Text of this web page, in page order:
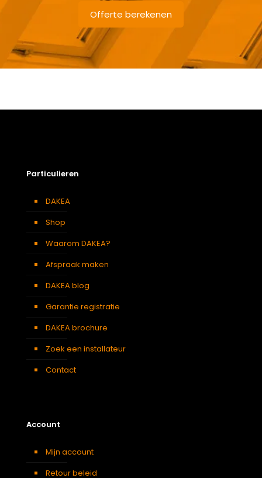
Offerte berekenen
Verduisterend
gordijn
Particulieren
DAKEA
Shop
Waarom DAKEA?
Afspraak maken
DAKEA blog
Garantie registratie
DAKEA brochure
Zoek een installateur
Contact
Account
Mijn account
Retour beleid